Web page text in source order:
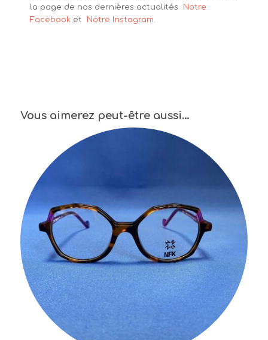
la page de nos dernières actualités
Notre
Facebooket Notre Instagram.
Vous aimerez peut-être aussi…